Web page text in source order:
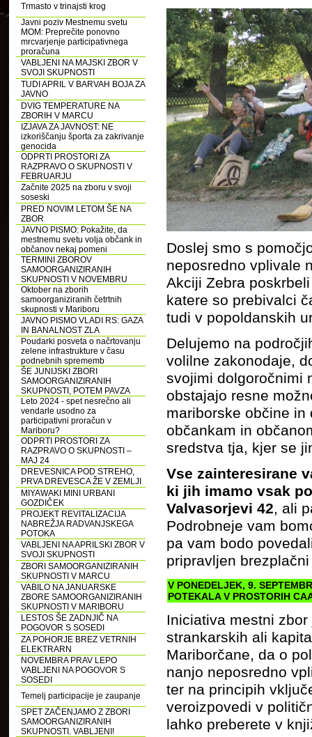
Trmasto v trinajsti krog
Javni poziv Mestnemu svetu
MOM: Preprečite ponovno
mrcvarjenje participativnega
proračuna
VABLJENI NA MAJSKI ZBOR V
SVOJI SKUPNOSTI
TUDI APRIL V BARVAH BOJA ZA
JAVNO
DVIG TEMPERATURE NA
ZBORIH V MARCU
IZJAVA ZA JAVNOST: NE
izkoriščanju športa za zakrivanje
genocida
ODPRTI PROSTORI ZA
RAZPRAVO O SKUPNOSTI V
FEBRUARJU
Začnite 2025 na zboru v svoji
soseski
PRED NOVIM LETOM ŠE NA
ZBOR
JAVNO PISMO: Pokažite, da
mestnemu svetu volja občank in
občanov nekaj pomeni
TERMINI ZBOROV
SAMOORGANIZIRANIH
SKUPNOSTI V NOVEMBRU
Oktober na zborih
samoorganiziranih četrtnih
skupnosti v Mariboru
JAVNO PISMO VLADI RS: GAZA
IN BANALNOST ZLA
Poudarki posveta o načrtovanju
zelene infrastrukture v času
podnebnih sprememb
ŠE JUNIJSKI ZBORI
SAMOORGANIZIRANIH
SKUPNOSTI, POTEM PAVZA
Leto 2024 - spet nesrečno ali
vendarle usodno za
participativni proračun v
Mariboru?
ODPRTI PROSTORI ZA
RAZPRAVO O SKUPNOSTI –
MAJ 24
DREVESNICA POD STREHO,
PRVA DREVESCA ŽE V ZEMLJI
MIYAWAKI MINI URBANI
GOZDIČEK
PROJEKT REVITALIZACIJA
NABREŽJA RADVANJSKEGA
POTOKA
VABLJENI NA APRILSKI ZBOR V
SVOJI SKUPNOSTI
ZBORI SAMOORGANIZIRANIH
SKUPNOSTI V MARCU
VABILO NA JANUARSKE
ZBORE SAMOORGANIZIRANIH
SKUPNOSTI V MARIBORU
LESTOS ŠE ZADNJIČ NA
POGOVOR S SOSEDI
ZA POHORJE BREZ VETRNIH
ELEKTRARN
NOVEMBRA PRAV LEPO
VABLJENI NA POGOVOR S
SOSEDI
Temelj participacije je zaupanje
SPET ZAČENJAMO Z ZBORI
SAMOORGANIZIRANIH
SKUPNOSTI. VABLJENI!
Doslej smo s
neposredno vplivale
Akciji Zebra
katere so prebivalci
tudi v popoldanskih
Delujemo na
volilne zakonodaje,
svojimi dolgoročnimi
obstajajo resne
mariborske občine
občankam in
sredstva tja, kjer se
Vse zainteresirane
ki jih imamo vsak
Valvasorjevi 42, ali
Podrobneje vam
pa vam bodo
pripravljen
V PONEDELJEK, 9.
POTEKALA V PROSTORIH
Iniciativa mestni
strankarskih ali
Mariborčane, da o
nanjo neposredno
ter na principih
veroizpovedi v
lahko preberete v